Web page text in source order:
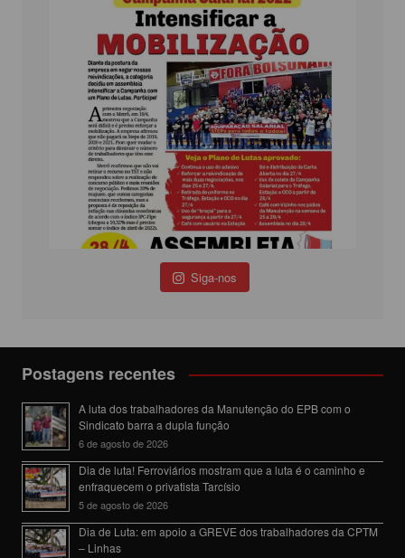
Siga-nos
Postagens recentes
A luta dos trabalhadores da Manutenção do EPB com o
Sindicato barra a dupla função
6 de agosto de 2026
Dia de luta! Ferroviários mostram que a luta é o caminho e
enfraquecem o privatista Tarcísio
5 de agosto de 2026
Dia de Luta: em apoio a GREVE dos trabalhadores da CPTM
– Linhas